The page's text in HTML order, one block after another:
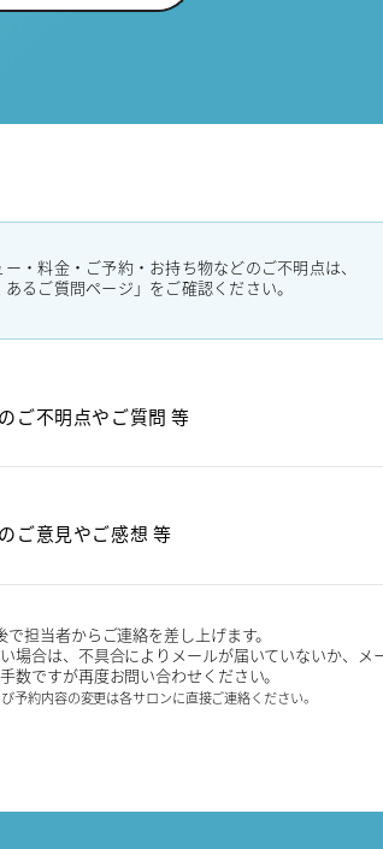
ー・料金・ご予約・お持ち物などのご不明点は、
あるご質問ページ」をご確認ください。
ご不明点やご質問 等
ご意見やご感想 等
で担当者からご連絡を差し上げます。
場合は、不具合によりメールが届いていないか、
数ですが再度お問い合わせください。
予約内容の変更は各サロンに直接ご連絡ください。